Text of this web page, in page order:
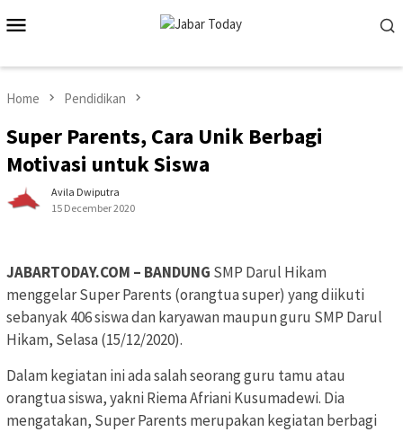
to
Home Pendidikan
Super Parents, Cara Unik Berbagi
Motivasi untuk Siswa
Avila Dwiputra
15 December 2020
JABARTODAY.COM – BANDUNG SMP Darul Hikam
menggelar Super Parents (orangtua super) yang diikuti
sebanyak 406 siswa dan karyawan maupun guru SMP Darul
Hikam, Selasa (15/12/2020).
Dalam kegiatan ini ada salah seorang guru tamu atau
orangtua siswa, yakni Riema Afriani Kusumadewi. Dia
mengatakan, Super Parents merupakan kegiatan berbagi